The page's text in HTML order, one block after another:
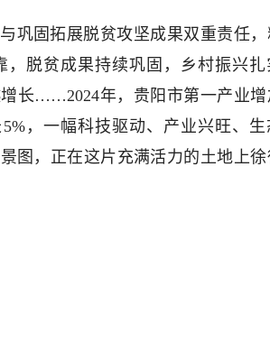
巩固拓展脱贫攻坚成果双重责任
，脱贫成果持续巩固，乡村振兴扎
长……2024年，贵阳市第一产业增
，一幅科技驱动、产业兴旺、生
图，正在这片充满活力的土地上徐